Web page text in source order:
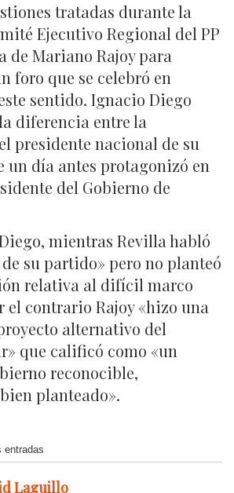
tratadas durante la
Ejecutivo Regional del PP
de Mariano Rajoy para
foro que se celebró en
sentido. Ignacio Diego
diferencia entre la
presidente nacional de su
un día antes protagonizó en
del Gobierno de
mientras Revilla habló
su partido» pero no planteó
relativa al difícil marco
el contrario Rajoy «hizo una
alternativo del
que calificó como «un
reconocible,
planteado».
entradas
Laguillo